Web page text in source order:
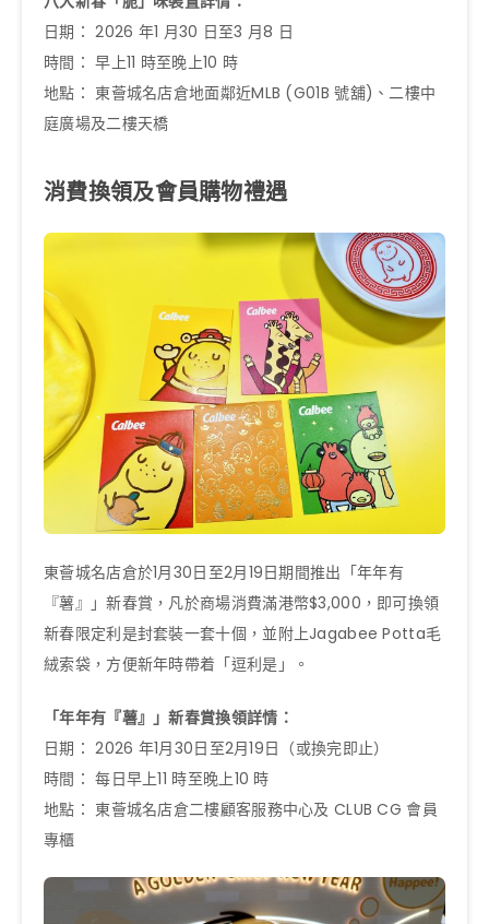
日期： 2026 年1 月30 日至3 月8 日
時間： 早上11 時至晚上10 時
地點： 東薈城名店倉地面鄰近MLB (G01B 號舖)、二樓中
庭廣場及二樓天橋
消費換領及會員購物禮遇
東薈城名店倉於1月30日至2月19日期間推出「年年有
『薯』」新春賞，凡於商場消費滿港幣$3,000，即可換領
新春限定利是封套裝一套十個，並附上Jagabee Potta毛
絨索袋，方便新年時帶着「逗利是」。
「年年有『薯』」新春賞換領詳情：
日期： 2026 年1月30日至2月19日（或換完即止）
時間： 每日早上11 時至晚上10 時
地點： 東薈城名店倉二樓顧客服務中心及 CLUB CG 會員
專櫃